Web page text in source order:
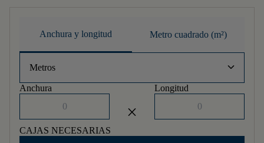
Anchura y longitud Metro cuadrado (m²)
Metros keyboard_arrow_down
Anchura
close
Longitud
CAJAS NECESARIAS